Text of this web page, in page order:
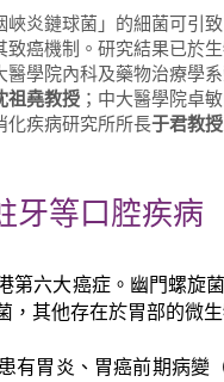
炎鏈球菌」的細菌可引
癌機制。研究結果已於
學院內科及藥物治療學
祖堯教授 ；中大醫學院卓
化疾病研究所所長于君教授
牙等口腔疾病
第六大癌症。幽門螺旋
，其他存在於胃部的微
有胃炎、胃癌前期病